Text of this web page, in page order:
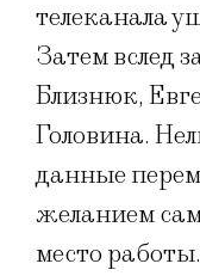
телеканала
Затем вслед
Близнюк,
Головина.
данные
желанием
место